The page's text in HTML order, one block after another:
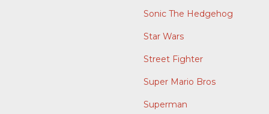
Sonic The Hedgehog
Star Wars
Street Fighter
Super Mario Bros
Superman